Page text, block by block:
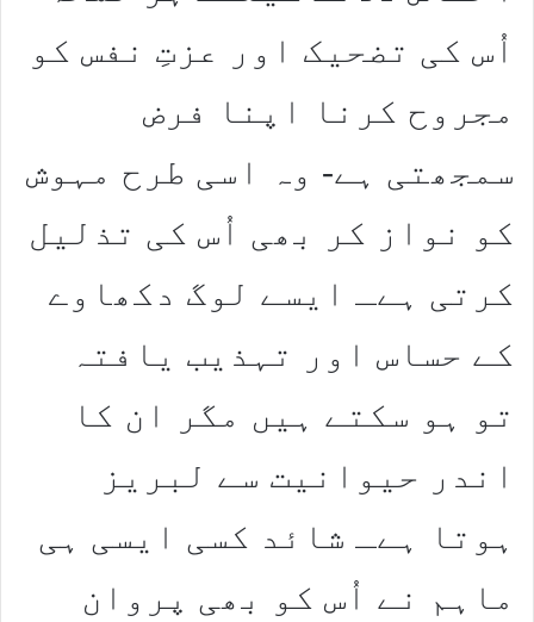
اُس کی تضحیک اور عزتِ نفس کو
مجروح کرنا اپنا فرض
سمجھتی ہے- وہ اسی طرح مہوش
کو نواز کر بھی اُس کی تذلیل
کرتی ہےـ ایسے لوگ دکھاوے
کے حساس اور تہذیب یافتہ
تو ہو سکتے ہیں مگر ان کا
اندر حیوانیت سے لبریز
ہوتا ہےـ شائد کسی ایسی ہی
ماہم نے اُس کو بھی پروان